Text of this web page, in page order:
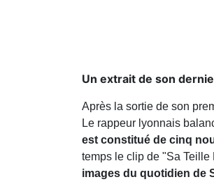
Un extrait de son
Après la sortie de son
Le rappeur lyonnais
est constitué de cinq
temps le clip de "Sa Teille
images du quotidien de